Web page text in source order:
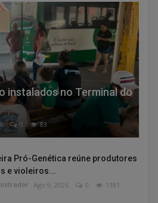
instalados no Terminal do
0 83
Pró-Genética reúne produtores
e violeiros...
Ago 9, 2026 0 1181